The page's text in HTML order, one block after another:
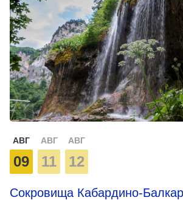
АВГ
09
АВГ
11
АВГ
12
Сокровища Кабардино-